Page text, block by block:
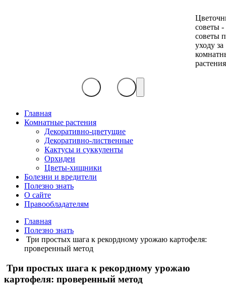
советы -
советы
уходу за
Главная
Комнатные растения
Декоративно-цветущие
Декоративно-лиственные
Кактусы и суккуленты
Орхидеи
Цветы-хищники
Болезни и вредители
Полезно знать
О сайте
Правообладателям
Главная
Полезно знать
Три простых шага к рекордному урожаю картофеля:
проверенный метод
Три простых шага к рекордному урожаю
картофеля: проверенный метод